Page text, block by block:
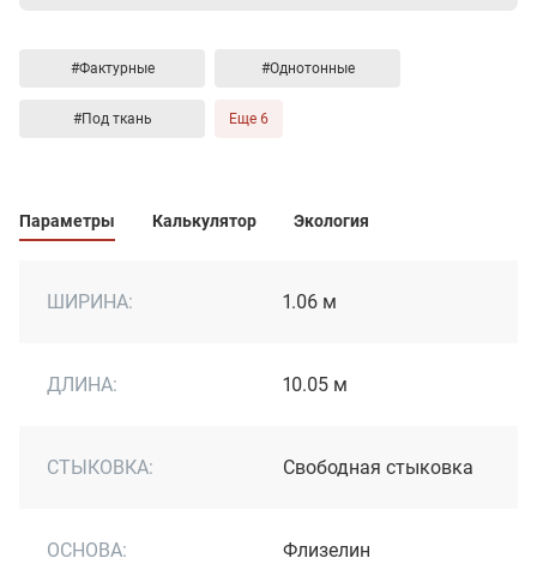
#Фактурные #Однотонные
#Под ткань Еще 6
Параметры Калькулятор Экология
ШИРИНА: 1.06 м
ДЛИНА: 10.05 м
СТЫКОВКА: Свободная стыковка
ОСНОВА: Флизелин